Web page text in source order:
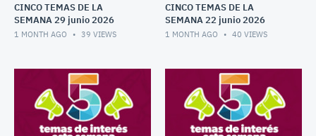
CINCO TEMAS DE LA
SEMANA 29 junio 2026
1 MONTH AGO 39 VIEWS
CINCO TEMAS DE LA
SEMANA 22 junio 2026
1 MONTH AGO 40 VIEWS